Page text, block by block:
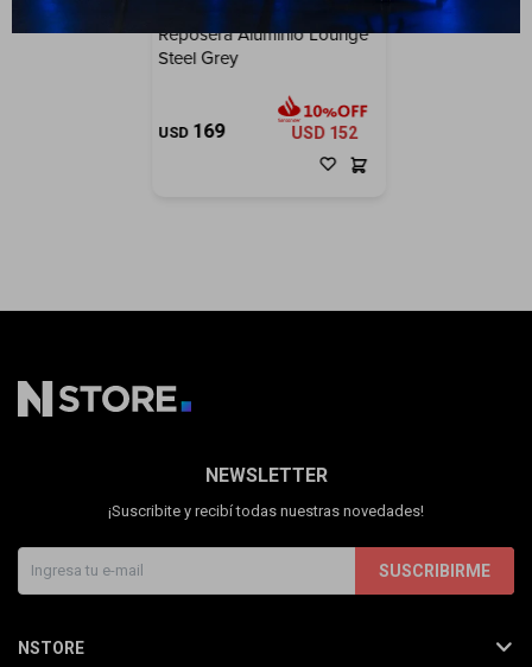
Reposera Aluminio Lounge
Steel Grey
USD 169 USD 152
NEWSLETTER
¡Suscribite y recibí todas nuestras novedades!
SUSCRIBIRME
NSTORE